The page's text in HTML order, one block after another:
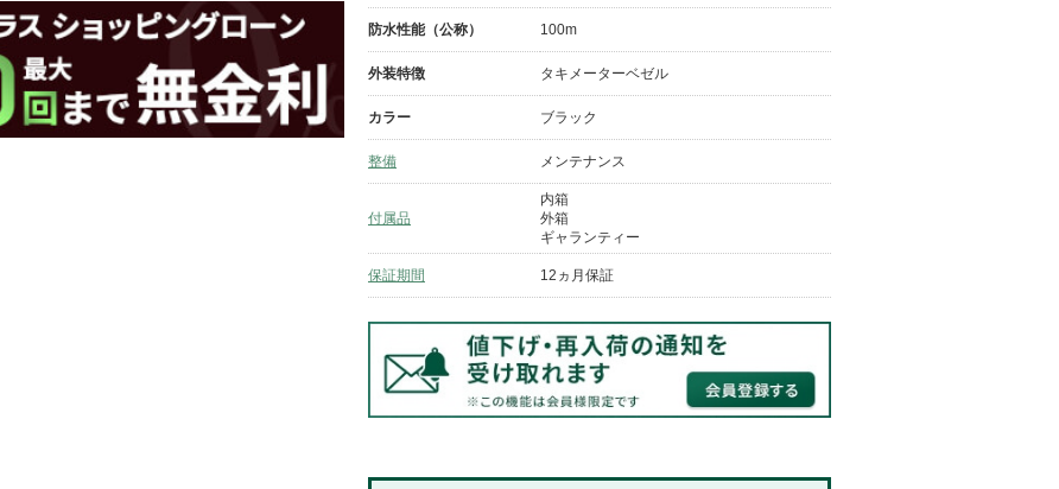
防水性能（公称） 100m
外装特徴 タキメーターベゼル
カラー ブラック
整備 メンテナンス
付属品
内箱
外箱
ギャランティー
保証期間 12ヵ月保証